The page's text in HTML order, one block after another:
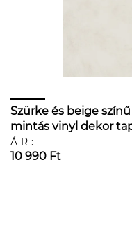
Szürke és beige
mintás vinyl dekor
ÁR:
10 990 Ft